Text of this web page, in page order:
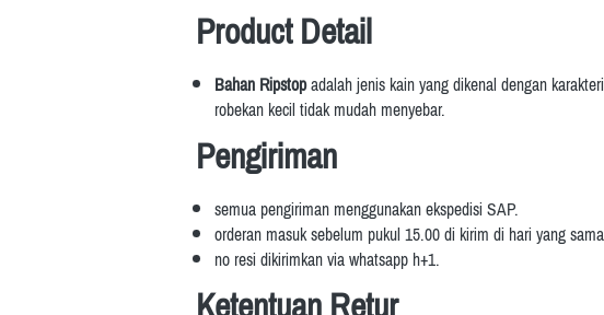
Product Detail
Bahan Ripstop adalahjenis kain yang dikenal dengan
robekan kecil tidak mudah menyebar.
Pengiriman
semua pengiriman menggunakan ekspedisi SAP.
orderan masuk sebelum pukul 15.00 di kirim di hari yang
no resi dikirimkan via whatsapp h+1.